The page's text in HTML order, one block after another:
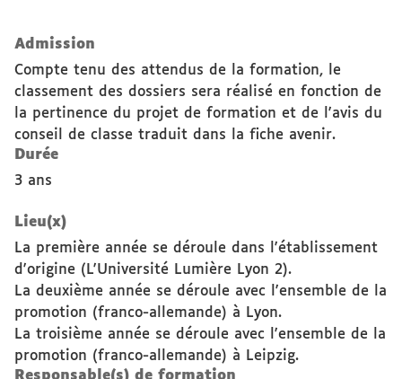
Admission
Compte tenu des attendus de la formation, le
classement des dossiers sera réalisé en fonction de
la pertinence du projet de formation et de l'avis du
conseil de classe traduit dans la fiche avenir.
Durée
3 ans
Lieu(x)
La première année se déroule dans l'établissement
d'origine (L'Université Lumière Lyon 2).
La deuxième année se déroule avec l'ensemble de la
promotion (franco-allemande) à Lyon.
La troisième année se déroule avec l'ensemble de la
promotion (franco-allemande) à Leipzig.
Responsable(s) de formation